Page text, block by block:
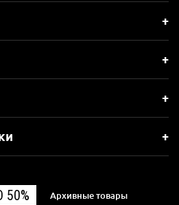
Архивные товары